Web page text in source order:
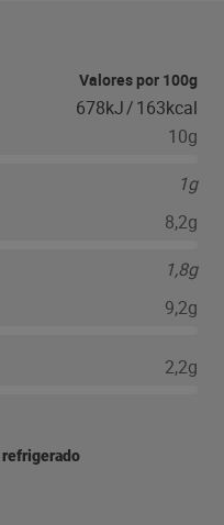
Valores por 100g
678kJ/163kcal
10g
1g
8,2g
1,8g
9,2g
2,2g
refrigerado